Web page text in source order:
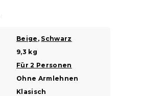
Beige , Schwarz
9,3 kg
Für 2 Personen
Ohne Armlehnen
Klasisch